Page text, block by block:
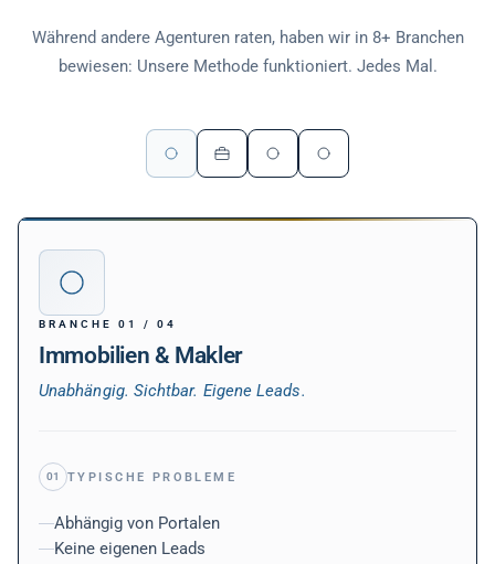
Während andere Agenturen raten, haben wir in 8+ Branchen
bewiesen: Unsere Methode funktioniert. Jedes Mal.
BRANCHE 01 / 04
Immobilien & Makler
Unabhängig. Sichtbar. Eigene Leads.
01 TYPISCHE PROBLEME
Abhängig von Portalen
Keine eigenen Leads